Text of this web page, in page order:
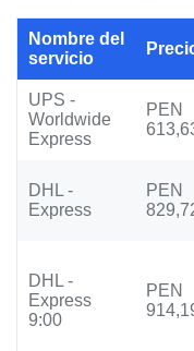
Nombre del
servicio
UPS -
Worldwide
Express
PEN
DHL -
Express
PEN
DHL -
Express
9:00
PEN